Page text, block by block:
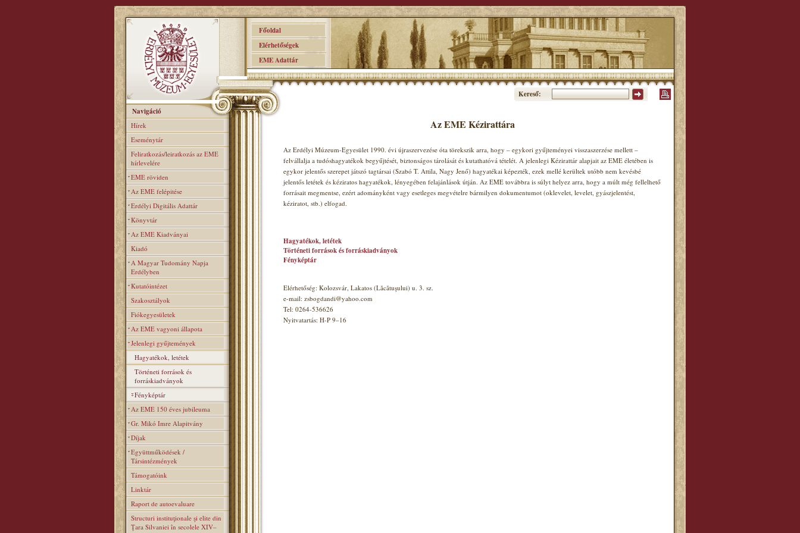
Főoldal
Elérhetőségek
EME Adattár
Kereső:
Navigáció
Hírek
Eseménytár
Feliratkozás/leiratkozás az EME
hírlevelére
EME röviden
Az EME felépitése
Erdélyi Digitális Adattár
Könyvtár
Az EME Kiadványai
Kiadó
A Magyar Tudomány Napja
Erdélyben
Kutatóintézet
Szakosztályok
Fiókegyesületek
Az EME vagyoni állapota
Jelenlegi gyűjtemények
Hagyatékok, letétek
Történeti források és
forráskiadványok
Fényképtár
Az EME 150 éves jubileuma
Gr. Mikó Imre Alapitvány
Díjak
Együttműködések /
Társintézmények
Támogatóink
Linktár
Raport de autoevaluare
Structuri instituţionale şi elite din
Ţara Silvaniei în secolele XIV–
Az EME Kézirattára
Az Erdélyi Múzeum-Egyesület 1990. évi újraszervezése óta törekszik arra, hogy – egykori gyűjteményei visszaszerzése mellett –
felvállalja a tudóshagyatékok begyűjtését, biztonságos tárolását és kutathatóvá tételét. A jelenlegi Kézirattár alapjait az EME életében is
egykor jelentős szerepet játszó tagtársai (Szabó T. Attila, Nagy Jenő) hagyatékai képezték, ezek mellé kerültek utóbb nem kevésbé
jelentős letétek és kéziratos hagyatékok, lényegében felajánlások útján. Az EME továbbra is súlyt helyez arra, hogy a múlt még fellelhető
forrásait megmentse, ezért adományként vagy esetleges megvételre bármilyen dokumentumot (oklevelet, levelet, gyászjelentést,
kéziratot, stb.) elfogad.
Hagyatékok, letétek
Történeti források és forráskiadványok
Fényképtár
Elérhetőség: Kolozsvár, Lakatos (Lăcătuşului) u. 3. sz.
e-mail: zsbogdandi@yahoo.com
Tel: 0264-536626
Nyitvatartás: H-P 9–16